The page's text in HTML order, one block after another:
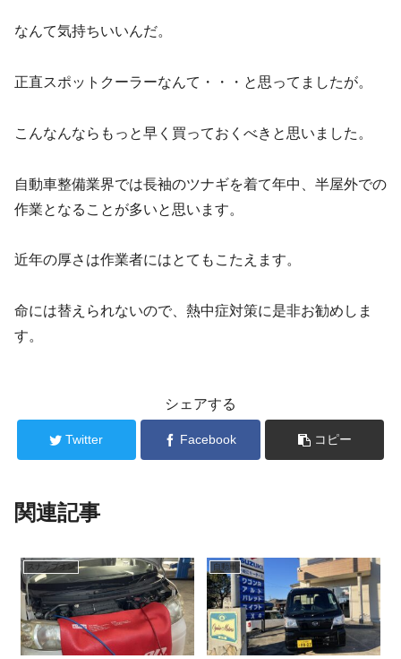
なんて気持ちいいんだ。
正直スポットクーラーなんて・・・と思ってましたが。
こんなんならもっと早く買っておくべきと思いました。
自動車整備業界では長袖のツナギを着て年中、半屋外での
作業となることが多いと思います。
近年の厚さは作業者にはとてもこたえます。
命には替えられないので、熱中症対策に是非お勧めしま
す。
シェアする
Twitter Facebook コピー
関連記事
スナップオン 自動車